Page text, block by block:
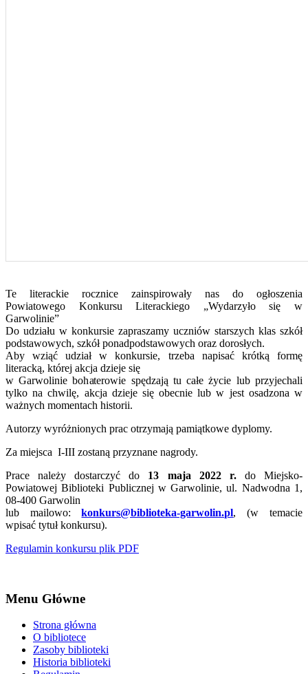
Te literackie rocznice zainspirowały nas do ogłoszenia
Powiatowego Konkursu Literackiego „Wydarzyło się w
Garwolinie”
Do udziału w konkursie zapraszamy uczniów starszych klas szkół
podstawowych, szkół ponadpodstawowych oraz dorosłych.
Aby wziąć udział w konkursie, trzeba napisać krótką formę
literacką, której akcja dzieje się
w Garwolinie bohaterowie spędzają tu całe życie lub przyjechali
tylko na chwilę, akcja dzieje się obecnie lub w jest osadzona w
ważnych momentach historii.
Autorzy wyróżnionych prac otrzymają pamiątkowe dyplomy.
Za miejsca I-III zostaną przyznane nagrody.
Prace należy dostarczyć do 13 maja 2022 r.do Miejsko-
Powiatowej Biblioteki Publicznej w Garwolinie, ul. Nadwodna 1,
08-400 Garwolin
lub mailowo:konkurs@biblioteka-garwolin.pl, (w temacie
wpisać tytuł konkursu).
Regulamin konkursu plik PDF
Menu Główne
Strona główna
O bibliotece
Zasoby biblioteki
Historia biblioteki